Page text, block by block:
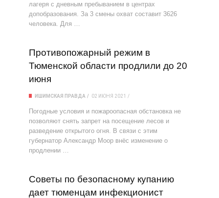
лагеря с дневным пребыванием в центрах
допобразования. За 3 смены охват составит 3626
человека. Для …
Противопожарный режим в
Тюменской области продлили до 20
июня
ИШИМСКАЯ ПРАВДА 02 ИЮНЯ 2021
Погодные условия и пожароопасная обстановка не
позволяют снять запрет на посещение лесов и
разведение открытого огня. В связи с этим
губернатор Александр Моор внёс изменение о
продлении …
Советы по безопасному купанию
дает тюменцам инфекционист